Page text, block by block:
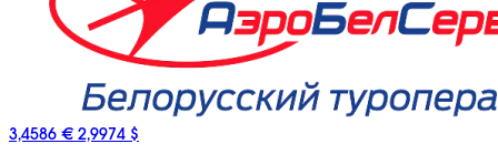
3,4586 € 2,9974 $